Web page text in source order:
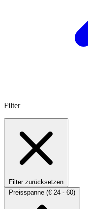
Filter
Filter zurücksetzen
Preisspanne (€ 24 - 60)